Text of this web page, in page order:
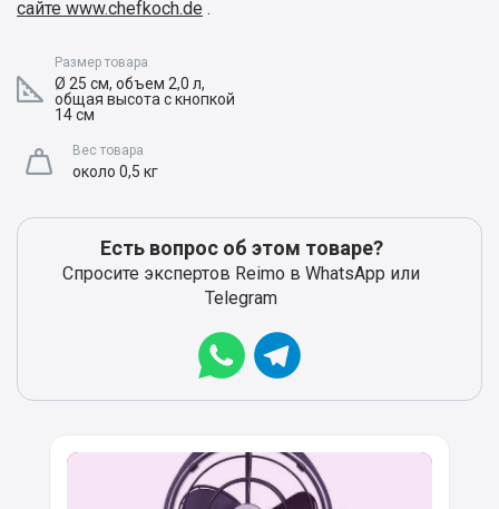
сайте www.chefkoch.de .
Размер товара
Ø 25 см, объем 2,0 л,
общая высота с кнопкой
14 см
Вес товара
около 0,5 кг
Есть вопрос об этом товаре?
Спросите экспертов Reimo в WhatsApp или
Telegram